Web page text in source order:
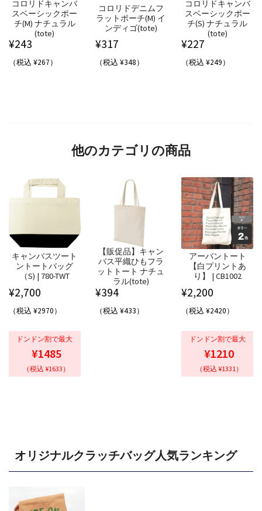
コロリドキャンバ
スベーシックポー
チ(M) ナチュラル
(tote)
¥243
（税込 ¥267）
コロリドデニムフ
ラットポーチ(M) イ
ンディゴ(tote)
¥317
（税込 ¥348）
コロリドキャンバ
スベーシックポー
チ(S) ナチュラル
(tote)
¥227
（税込 ¥249）
他のカテゴリの商品
キャンバスツート
ントートバッグ
（S) | 780-TWT
¥2,700
（税込 ¥2970）
ドンドン割で最大
¥1485
（税込 ¥1633）
【販促品】キャン
バス平織ひもフラ
ットトート ナチュ
ラル(tote)
¥394
（税込 ¥433）
アーバントート
【白プリントあ
り】 | CB1002
¥2,200
（税込 ¥2420）
ドンドン割で最大
¥1210
（税込 ¥1331）
オリジナルクラッチバッグ人気ランキング